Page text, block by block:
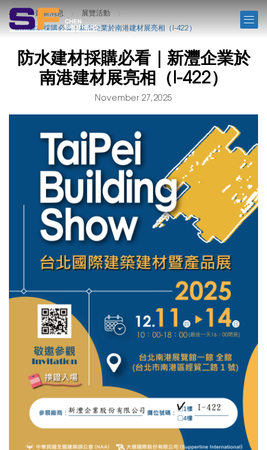
最新消息
展覽活動
防水建材採購必看｜新灃企業於南港建材展亮相（I-422）
防水建材採購必看｜新灃企業於
南港建材展亮相（I-422）
November 27,2025